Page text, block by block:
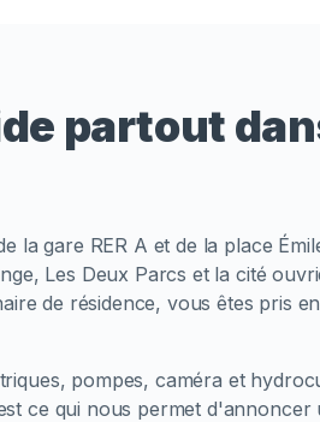
partout
la gare RER A et de la place
Les Deux Parcs et la cité
de résidence, vous êtes pris
pompes, caméra et
ce qui nous permet d'annoncer